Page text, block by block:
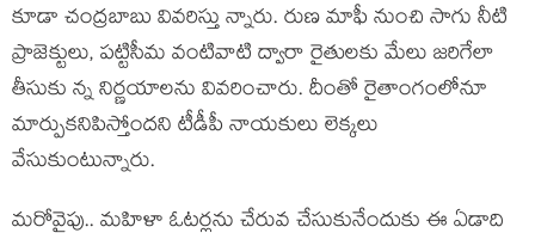
కూడా చంద్ర‌బాబు వివ‌రిస్తు న్నారు. రుణ మాఫీ నుంచి సాగు నీటి
ప్రాజెక్టులు, ప‌ట్టిసీమ వంటివాటి ద్వారా రైతుల‌కు మేలు జ‌రిగేలా
తీసుకు న్న నిర్ణ‌యాల‌ను వివ‌రించారు. దీంతో రైతాంగంలోనూ
మార్పుక‌నిపిస్తోంద‌ని టీడీపీ నాయ‌కులు లెక్క‌లు
వేసుకుంటున్నారు.
మ‌రోవైపు.. మ‌హిళా ఓట‌ర్ల‌ను చేరువ చేసుకునేందుకు ఈ ఏడాది